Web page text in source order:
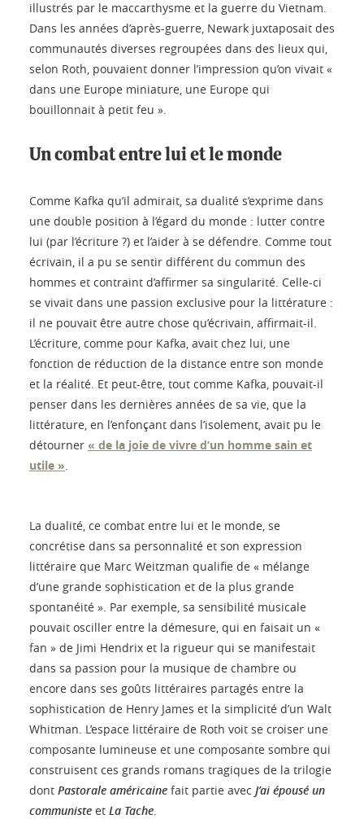
illustrés par le maccarthysme et la guerre du Vietnam.
Dans les années d’après-guerre, Newark juxtaposait des
communautés diverses regroupées dans des lieux qui,
selon Roth, pouvaient donner l’impression qu’on vivait «
dans une Europe miniature, une Europe qui
bouillonnait à petit feu ».
Un combat entre lui et le monde
Comme Kafka qu’il admirait, sa dualité s’exprime dans
une double position à l’égard du monde : lutter contre
lui (par l’écriture ?) et l’aider à se défendre. Comme tout
écrivain, il a pu se sentir différent du commun des
hommes et contraint d’affirmer sa singularité. Celle-ci
se vivait dans une passion exclusive pour la littérature :
il ne pouvait être autre chose qu’écrivain, affirmait-il.
L’écriture, comme pour Kafka, avait chez lui, une
fonction de réduction de la distance entre son monde
et la réalité. Et peut-être, tout comme Kafka, pouvait-il
penser dans les dernières années de sa vie, que la
littérature, en l’enfonçant dans l’isolement, avait pu le
détourner « de la joie de vivre d’un homme sain et
utile »
La dualité, ce combat entre lui et le monde, se
concrétise dans sa personnalité et son expression
littéraire que Marc Weitzman qualifie de « mélange
d’une grande sophistication et de la plus grande
spontanéité ». Par exemple, sa sensibilité musicale
pouvait osciller entre la démesure, qui en faisait un «
fan » de Jimi Hendrix et la rigueur qui se manifestait
dans sa passion pour la musique de chambre ou
encore dans ses goûts littéraires partagés entre la
sophistication de Henry James et la simplicité d’un Walt
Whitman. L’espace littéraire de Roth voit se croiser une
composante lumineuse et une composante sombre qui
construisent ces grands romans tragiques de la trilogie
dont Pastorale américaine fait partie avec J’ai épousé un
communiste et La Tache